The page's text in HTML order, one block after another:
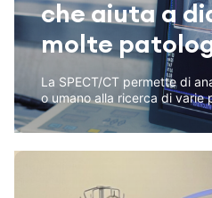
che aiuta a
molte
La SPECT/CT permette di
o umano alla ricerca di varie